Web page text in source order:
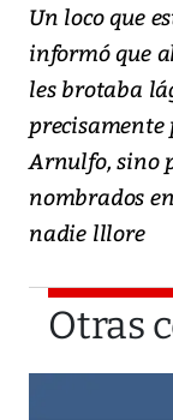
Un loco que
informó que
les brotaba
precisamente
Arnulfo, sino
nombrados
nadie lllore
Otras